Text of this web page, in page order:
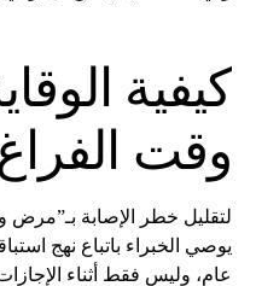
كيفية
وقت
لتقليل خطر الإصابة بـ”مرض
يوصي الخبراء باتباع نهج
عام، وليس فقط أثناء